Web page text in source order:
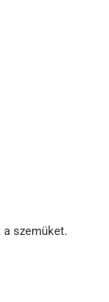
szemüket.